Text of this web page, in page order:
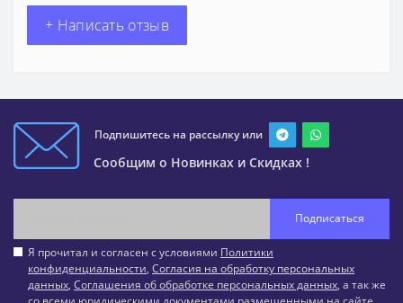
+ Написать отзыв
Подпишитесь на рассылку или
Сообщим о Новинках и Скидках !
Подписаться
Я прочитал и согласен с условиями Политики
конфиденциальности, Согласия на обработку персональных
данных, Соглашения об обработке персональных данных, а так же